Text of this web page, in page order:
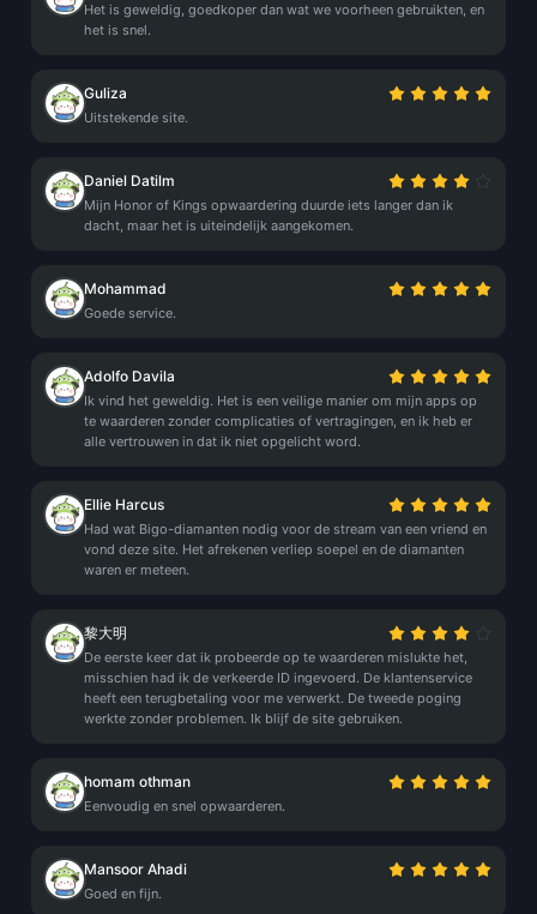
Het is geweldig, goedkoper dan wat we voorheen gebruikten, en
het is snel.
Guliza
Uitstekende site.
Daniel Datilm
Mijn Honor of Kings opwaardering duurde iets langer dan ik
dacht, maar het is uiteindelijk aangekomen.
Mohammad
Goede service.
Adolfo Davila
Ik vind het geweldig. Het is een veilige manier om mijn apps op
te waarderen zonder complicaties of vertragingen, en ik heb er
alle vertrouwen in dat ik niet opgelicht word.
Ellie Harcus
Had wat Bigo-diamanten nodig voor de stream van een vriend en
vond deze site. Het afrekenen verliep soepel en de diamanten
waren er meteen.
黎大明
De eerste keer dat ik probeerde op te waarderen mislukte het,
misschien had ik de verkeerde ID ingevoerd. De klantenservice
heeft een terugbetaling voor me verwerkt. De tweede poging
werkte zonder problemen. Ik blijf de site gebruiken.
homam othman
Eenvoudig en snel opwaarderen.
Mansoor Ahadi
Goed en fijn.